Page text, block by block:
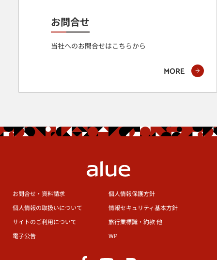
お問合せ
当社へのお問合せはこちらから
MORE
お問合せ・資料請求
個人情報保護方針
個人情報の取扱いについて
情報セキュリティ基本方針
サイトのご利用について
旅行業標識・約款 他
電子公告
WP